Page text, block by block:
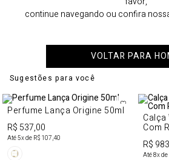
continue navegando ou confira
VOLTAR PARA
Sugestões para você
Perfume Lança Origine 50ml
R$ 537,00
Até5x de R$ 107,40
Calça
Com
R$
Até8x de